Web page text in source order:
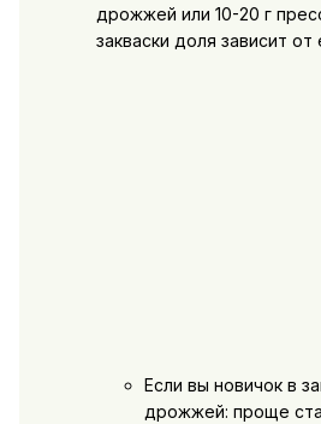
дрожжей или 10-20 г
закваски доля зависит от
Если вы новичок в
дрожжей: проще